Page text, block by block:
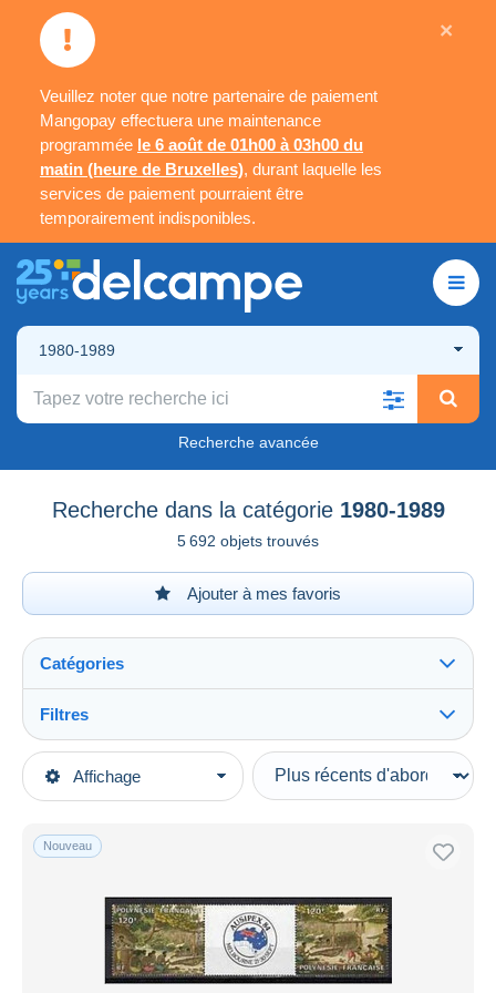
Veuillez noter que notre partenaire de paiement
Mangopay effectuera une maintenance
programmée le 6 août de 01h00 à 03h00 du
matin (heure de Bruxelles), durant laquelle les
services de paiement pourraient être
temporairement indisponibles.
×
1980-1989
Recherche avancée
Recherche dans la catégorie 1980-1989
5 692 objets trouvés
Ajouter à mes favoris
Affichage
Catégories
Catégories principales
Océanie
1980-1989
Tout voir
Filtres
Types de vente
En cours
Prix fixes
Enchères avec offres
Maisons de vente
Vendus
Nouveau